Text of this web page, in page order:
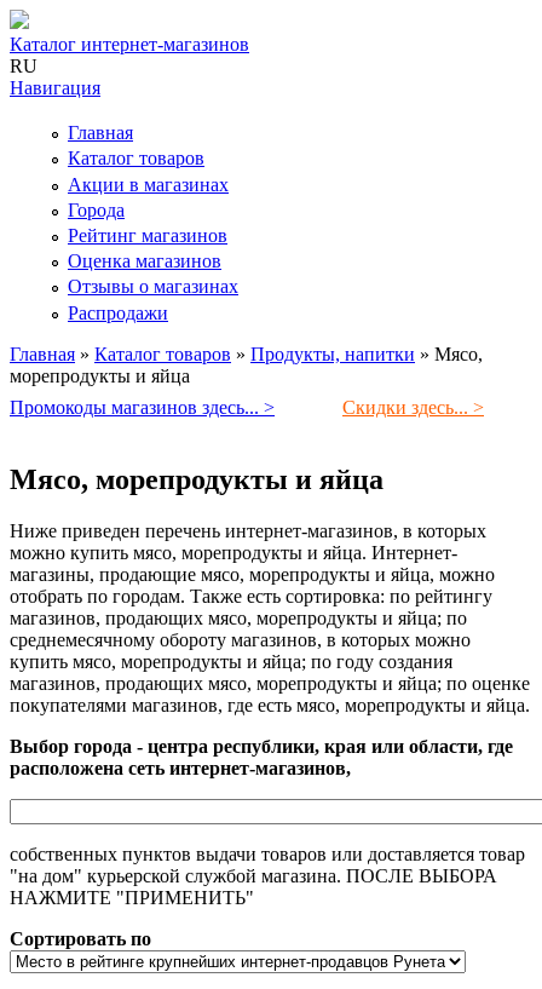
Каталог интернет-магазинов
RU
Навигация
Главная
Каталог товаров
Акции в магазинах
Города
Рейтинг магазинов
Оценка магазинов
Отзывы о магазинах
Распродажи
Вы здесь
Главная » Каталог товаров » Продукты, напитки » Мясо,
морепродукты и яйца
Промокоды магазинов здесь... >
Скидки здесь... >
Мясо, морепродукты и яйца
Ниже приведен перечень интернет-магазинов, в которых
можно купить мясо, морепродукты и яйца. Интернет-
магазины, продающие мясо, морепродукты и яйца, можно
отобрать по городам. Также есть сортировка: по рейтингу
магазинов, продающих мясо, морепродукты и яйца; по
среднемесячному обороту магазинов, в которых можно
купить мясо, морепродукты и яйца; по году создания
магазинов, продающих мясо, морепродукты и яйца; по оценке
покупателями магазинов, где есть мясо, морепродукты и яйца.
Выбор города - центра республики, края или области, где
расположена сеть интернет-магазинов,
собственных пунктов выдачи товаров или доставляется товар
"на дом" курьерской службой магазина. ПОСЛЕ ВЫБОРА
НАЖМИТЕ "ПРИМЕНИТЬ"
Сортировать по